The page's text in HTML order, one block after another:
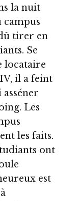
la nuit
campus
tirer en
Se
locataire
il a feint
Les
les faits.
ont
est